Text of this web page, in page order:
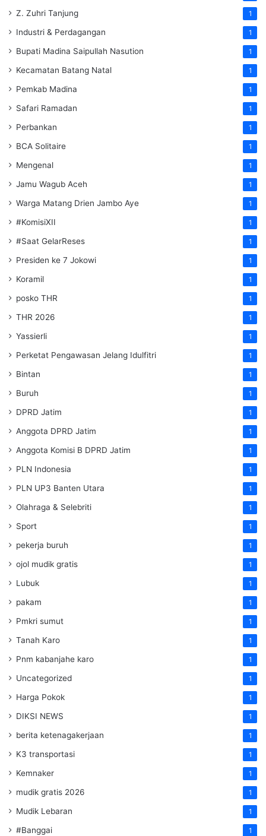
Z. Zuhri Tanjung 1
Industri & Perdagangan 1
Bupati Madina Saipullah Nasution 1
Kecamatan Batang Natal 1
Pemkab Madina 1
Safari Ramadan 1
Perbankan 1
BCA Solitaire 1
Mengenal 1
Jamu Wagub Aceh 1
Warga Matang Drien Jambo Aye 1
#KomisiXII 1
#Saat GelarReses 1
Presiden ke 7 Jokowi 1
Koramil 1
posko THR 1
THR 2026 1
Yassierli 1
Perketat Pengawasan Jelang Idulfitri 1
Bintan 1
Buruh 1
DPRD Jatim 1
Anggota DPRD Jatim 1
Anggota Komisi B DPRD Jatim 1
PLN Indonesia 1
PLN UP3 Banten Utara 1
Olahraga & Selebriti 1
Sport 1
pekerja buruh 1
ojol mudik gratis 1
Lubuk 1
pakam 1
Pmkri sumut 1
Tanah Karo 1
Pnm kabanjahe karo 1
Uncategorized 1
Harga Pokok 1
DIKSI NEWS 1
berita ketenagakerjaan 1
K3 transportasi 1
Kemnaker 1
mudik gratis 2026 1
Mudik Lebaran 1
#Banggai 1